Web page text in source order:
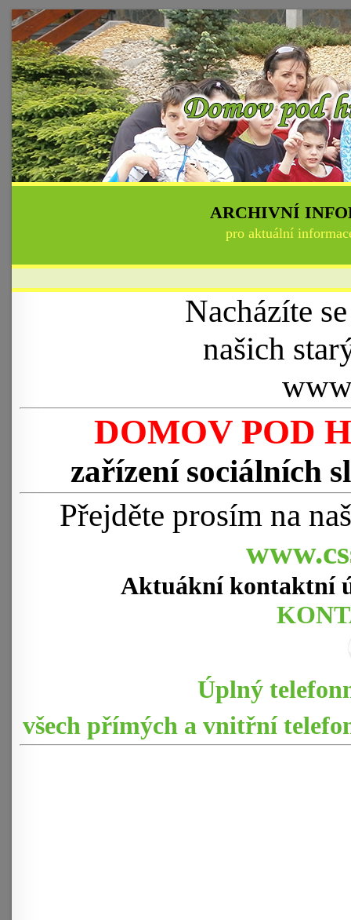
ARCHIVNÍ
pro aktuální
Nacházíte
našich
DOMOV POD
zařízení sociálních
Přejděte prosím na
Aktuákní kontaktní
Úplný
všech přímých a vnitřní